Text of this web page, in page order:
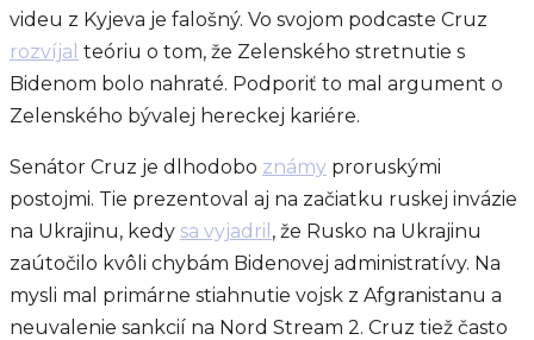
videu z Kyjeva je falošný. Vo svojom podcaste Cruz
rozvíjal teóriu o tom, že Zelenského stretnutie s
Bidenom bolo nahraté. Podporiť to mal argument o
Zelenského bývalej hereckej kariére.
Senátor Cruz je dlhodobo známy proruskými
postojmi. Tie prezentoval aj na začiatku ruskej invázie
na Ukrajinu, kedy sa vyjadril , že Rusko na Ukrajinu
zaútočilo kvôli chybám Bidenovej administratívy. Na
mysli mal primárne stiahnutie vojsk z Afgranistanu a
neuvalenie sankcií na Nord Stream 2. Cruz tiež často